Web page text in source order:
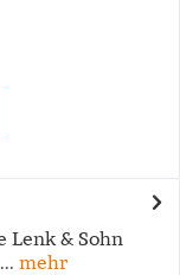
Lenk & Sohn
mehr